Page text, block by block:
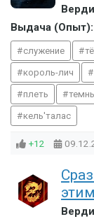
Выдача (Опыт):
служение
король-лич
плеть
кель'талас
+12